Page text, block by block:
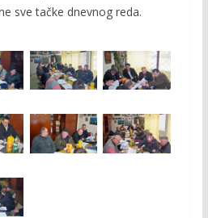
sve tačke dnevnog reda.